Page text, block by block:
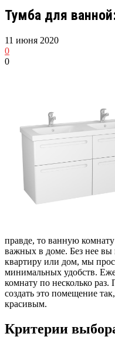
Тумба для
11 июня 2020
0
0
правде, то ванную
важных в доме. Без нее
квартиру или дом, мы
минимальных удобств.
комнату по несколько
создать это помещение
красивым.
Критерии